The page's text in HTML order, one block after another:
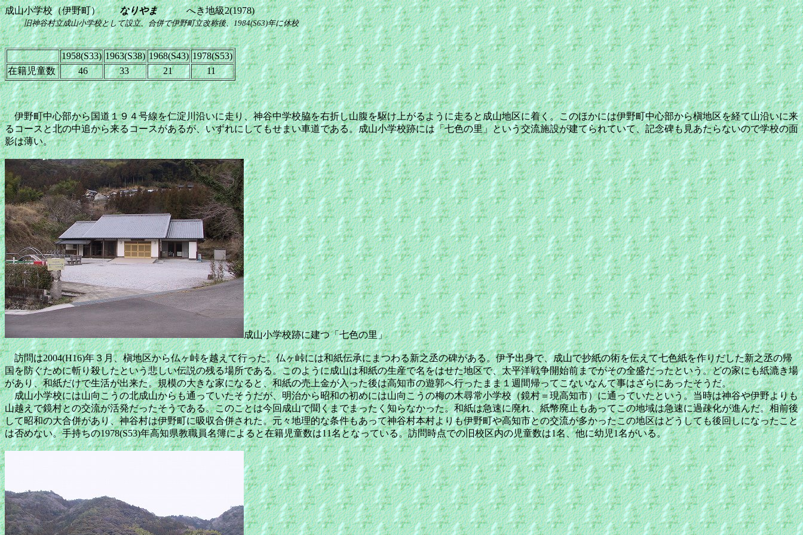
成山小学校（伊野町）なりやまへき地級2(1978)
旧神谷村立成山小学校として設立、合併で伊野町立改称後、1984(S63)年に休校
1958(S33) 1963(S38) 1968(S43) 1978(S53)
在籍児童数
46 33 21 11
伊野町中心部から国道１９４号線を仁淀川沿いに走り、神谷中学校脇を右折し山腹を駆け上がるように走ると成山地区に着く。このほかには伊野町中心部から槇地区を経て山沿いに来
るコースと北の中追から来るコースがあるが、いずれにしてもせまい車道である。成山小学校跡には「七色の里」という交流施設が建てられていて、記念碑も見あたらないので学校の面
影は薄い。
成山小学校跡に建つ「七色の里」
訪問は2004(H16)年３月、槇地区から仏ヶ峠を越えて行った。仏ヶ峠には和紙伝承にまつわる新之丞の碑がある。伊予出身で、成山で抄紙の術を伝えて七色紙を作りだした新之丞の帰
国を防ぐために斬り殺したという悲しい伝説の残る場所である。このように成山は和紙の生産で名をはせた地区で、太平洋戦争開始前までがその全盛だったという。どの家にも紙漉き場
があり、和紙だけで生活が出来た。規模の大きな家になると、和紙の売上金が入った後は高知市の遊郭へ行ったまま１週間帰ってこないなんて事はざらにあったそうだ。
成山小学校には山向こうの北成山からも通っていたそうだが、明治から昭和の初めには山向こうの梅の木尋常小学校（鏡村＝現高知市）に通っていたという。当時は神谷や伊野よりも
山越えで鏡村との交流が活発だったそうである。このことは今回成山で聞くまでまったく知らなかった。和紙は急速に廃れ、紙幣廃止もあってこの地域は急速に過疎化が進んだ。相前後
して昭和の大合併があり、神谷村は伊野町に吸収合併された。元々地理的な条件もあって神谷村本村よりも伊野町や高知市との交流が多かったこの地区はどうしても後回しになったこと
は否めない。手持ちの1978(S53)年高知県教職員名簿によると在籍児童数は11名となっている。訪問時点での旧校区内の児童数は1名、他に幼児1名がいる。